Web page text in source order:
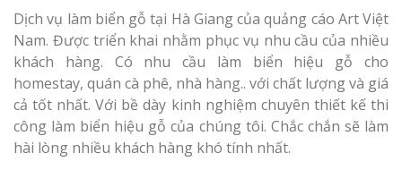
Dịch vụ làm biển gỗ tại Hà Giang của quảng cáo Art Việt
Nam. Được triển khai nhằm phục vụ nhu cầu của nhiều
khách hàng. Có nhu cầu làm biển hiệu gỗ cho
homestay, quán cà phê, nhà hàng.. với chất lượng và giá
cả tốt nhất. Với bề dày kinh nghiệm chuyên thiết kế thi
công làm biển hiệu gỗ của chúng tôi. Chắc chắn sẽ làm
hài lòng nhiều khách hàng khó tính nhất.